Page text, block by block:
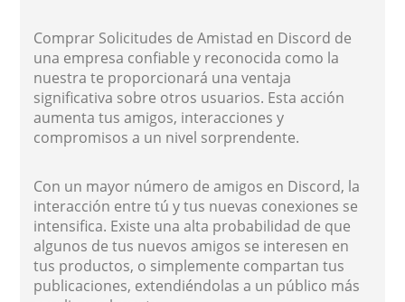
Comprar Solicitudes de Amistad en Discord de
una empresa confiable y reconocida como la
nuestra te proporcionará una ventaja
significativa sobre otros usuarios. Esta acción
aumenta tus amigos, interacciones y
compromisos a un nivel sorprendente.
Con un mayor número de amigos en Discord, la
interacción entre tú y tus nuevas conexiones se
intensifica. Existe una alta probabilidad de que
algunos de tus nuevos amigos se interesen en
tus productos, o simplemente compartan tus
publicaciones, extendiéndolas a un público más